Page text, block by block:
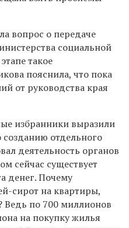
вопрос о передаче
социальной
такое
пояснила, что пока
от руководства края
избранники выразили
отдельного
деятельность органов
сейчас существует
денег. Почему
сирот на квартиры,
Ведь по 700 миллионов
на покупку жилья